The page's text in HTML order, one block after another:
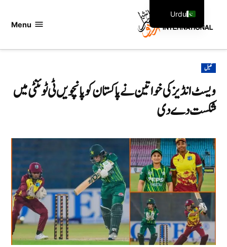
Menu
POSTED
IN
کھیل
ویسٹ انڈیز کی خواتین نے پاکستان کو پانچویں ٹی ٹوئنٹی میں
شکست دے دی
Urdu
English